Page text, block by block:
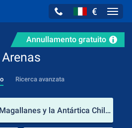
€
Annullamento gratuito
Ricerca avanzata
Punta Arenas (Magallanes y la Antártica Chilena Region / Cile)